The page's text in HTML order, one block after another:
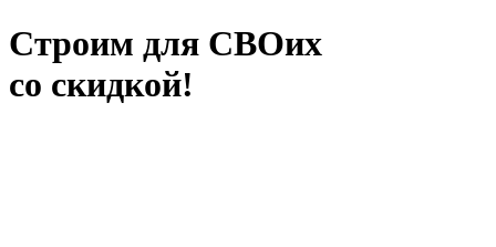
Строим для СВОих
со скидкой!